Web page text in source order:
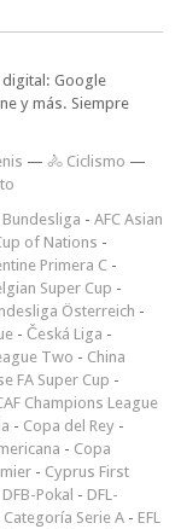
Google
y más. Siempre
— 🚴 Ciclismo —
Bundesliga - AFC Asian
of Nations -
Primera C -
Super Cup -
Österreich -
- Česká Liga -
Two - China
FA Super Cup -
Champions League
- Copa del Rey -
- Copa
- Cyprus First
DFB-Pokal - DFL-
Serie A - EFL